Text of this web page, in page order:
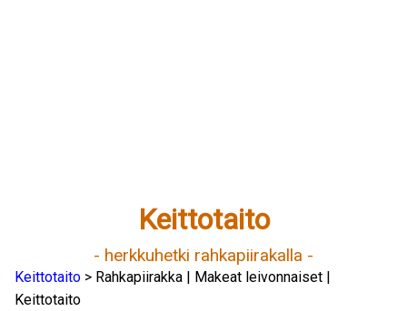
Keittotaito
- herkkuhetki rahkapiirakalla -
Keittotaito > Rahkapiirakka | Makeat leivonnaiset |
Keittotaito